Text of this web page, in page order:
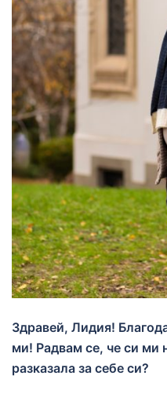
Здравей, Лидия!
ми! Радвам се, че си ми
разказала за себе си?